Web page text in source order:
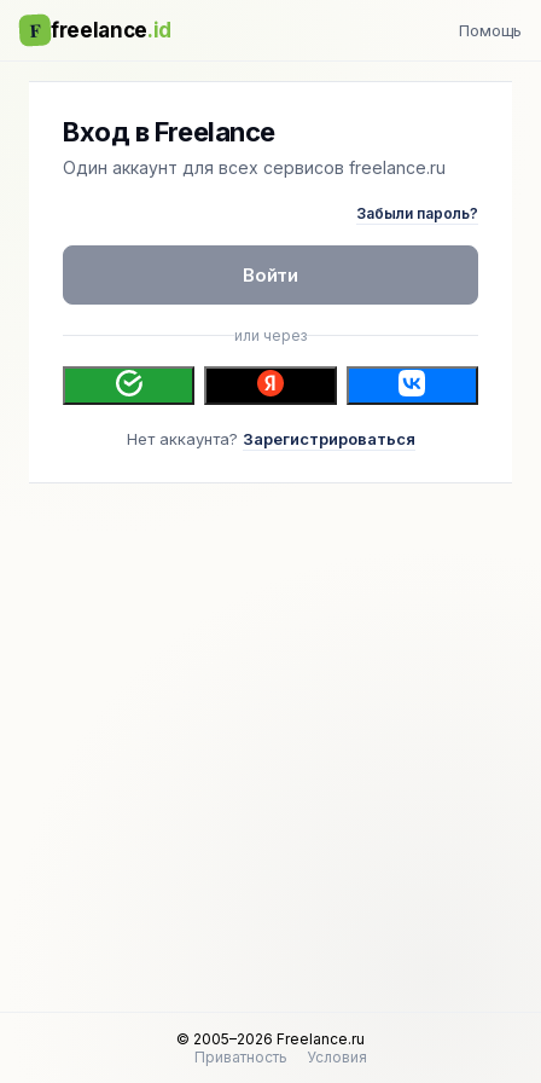
F freelance.id Помощь
Вход в Freelance
Один аккаунт для всех сервисов freelance.ru
Забыли пароль?
Войти
или через
Нет аккаунта? Зарегистрироваться
© 2005–2026 Freelance.ru
Приватность
Условия